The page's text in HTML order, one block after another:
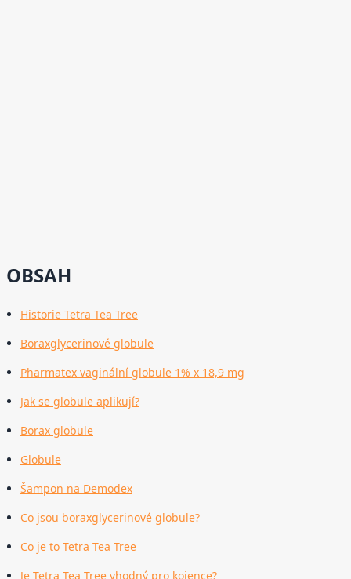
OBSAH
Historie Tetra Tea Tree
Boraxglycerinové globule
Pharmatex vaginální globule 1% x 18,9 mg
Jak se globule aplikují?
Borax globule
Globule
Šampon na Demodex
Co jsou boraxglycerinové globule?
Co je to Tetra Tea Tree
Je Tetra Tea Tree vhodný pro kojence?